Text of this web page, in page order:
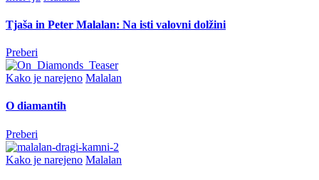
Tjaša in Peter Malalan: Na isti valovni dolžini
Preberi
Kako je narejeno Malalan
O diamantih
Preberi
Kako je narejeno Malalan